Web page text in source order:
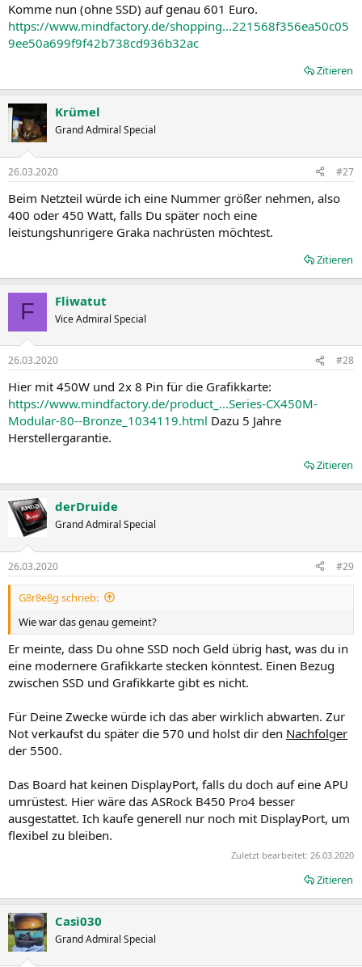
Komme nun (ohne SSD) auf genau 601 Euro.
https://www.mindfactory.de/shopping...221568f356ea50c05
9ee50a699f9f42b738cd936b32ac
Zitieren
Krümel
Grand Admiral Special
26.03.2020 #27
Beim Netzteil würde ich eine Nummer größer nehmen, also
400 oder 450 Watt, falls Du später noch eine
leistungshunrigere Graka nachrüsten möchtest.
Zitieren
F Fliwatut
Vice Admiral Special
26.03.2020 #28
Hier mit 450W und 2x 8 Pin für die Grafikkarte:
https://www.mindfactory.de/product_...Series-CX450M-
Modular-80--Bronze_1034119.html Dazu 5 Jahre
Herstellergarantie.
Zitieren
derDruide
Grand Admiral Special
26.03.2020 #29
G8r8e8g schrieb:
Wie war das genau gemeint?
Er meinte, dass Du ohne SSD noch Geld übrig hast, was du in
eine modernere Grafikkarte stecken könntest. Einen Bezug
zwischen SSD und Grafikkarte gibt es nicht.
Für Deine Zwecke würde ich das aber wirklich abwarten. Zur
Not verkaufst du später die 570 und holst dir den Nachfolger
der 5500.
Das Board hat keinen DisplayPort, falls du doch auf eine APU
umrüstest. Hier wäre das ASRock B450 Pro4 besser
ausgestattet. Ich kaufe generell nur noch mit DisplayPort, um
flexibel zu bleiben.
Zuletzt bearbeitet: 26.03.2020
Zitieren
Casi030
Grand Admiral Special